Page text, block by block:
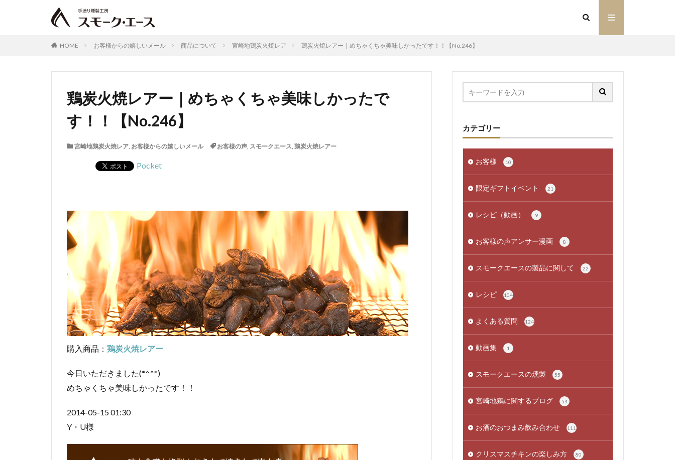
検索
HOME お客様からの嬉しいメール 商品について 宮崎地鶏炭火焼レア 鶏炭火焼レアー｜めちゃくちゃ美味しかったです！！【No.246】
鶏炭火焼レアー｜めちゃくちゃ美味しかったで
す！！【No.246】
宮崎地鶏炭火焼レア, お客様からの嬉しいメール お客様の声, スモークエース, 鶏炭火焼レアー
Pocket
購入商品： 鶏炭火焼レアー
今日いただきました(*^^*)
めちゃくちゃ美味しかったです！！
2014-05-15 01:30
Y・U様
カテゴリー
お客様 10
限定ギフトイベント 21
レシピ（動画） 9
お客様の声アンサー漫画 8
スモークエースの製品に関して 22
レシピ 104
よくある質問 124
動画集 1
スモークエースの燻製 55
宮崎地鶏に関するブログ 54
お酒のおつまみ飲み合わせ 111
クリスマスチキンの楽しみ方 80